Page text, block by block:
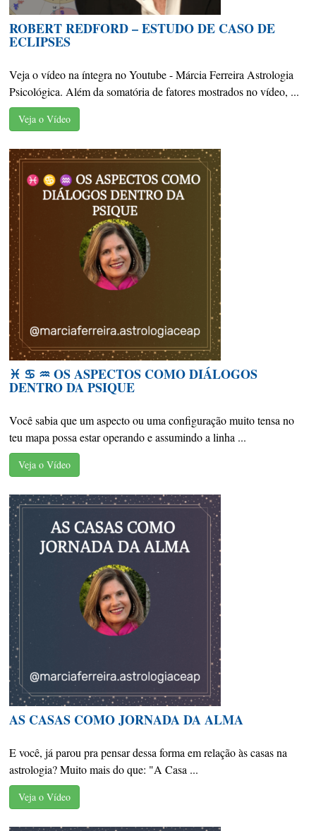
ROBERT REDFORD – ESTUDO DE CASO DE
ECLIPSES
Veja o vídeo na íntegra no Youtube - Márcia Ferreira Astrologia
Psicológica. Além da somatória de fatores mostrados no vídeo, ...
Veja o Vídeo
♓️ ♋️ ♒️ OS ASPECTOS COMO DIÁLOGOS
DENTRO DA PSIQUE
Você sabia que um aspecto ou uma configuração muito tensa no
teu mapa possa estar operando e assumindo a linha ...
Veja o Vídeo
AS CASAS COMO JORNADA DA ALMA
E você, já parou pra pensar dessa forma em relação às casas na
astrologia? Muito mais do que: "A Casa ...
Veja o Vídeo